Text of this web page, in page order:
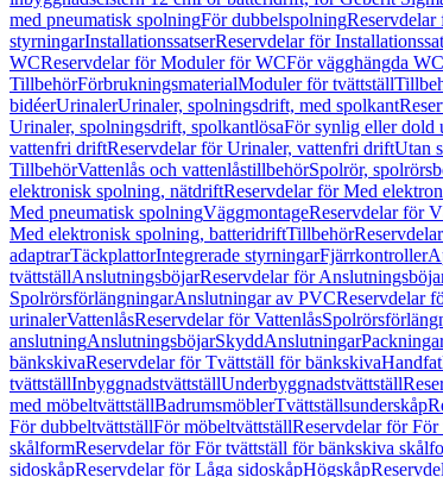
med pneumatisk spolningFör dubbelspolning
styrningarInstallationssatserReservdelar för
WCReservdelar för Moduler för WCFör vägghängda WC
TillbehörFörbrukningsmaterialModuler för tvättställ
bidéerUrinalerUrinaler, spolningsdrift, med spolkant
Urinaler, spolningsdrift, spolkantlösaFör synlig eller dold
vattenfri driftReservdelar för Urinaler, vattenfri driftUtan
TillbehörVattenlås och vattenlåstillbehörSpolrör,
elektronisk spolning, nätdriftReservdelar för Med
Med pneumatisk spolningVäggmontageReservdelar för
Med elektronisk spolning, batteridriftTillbehör
adaptrarTäckplattorIntegrerade styrningarFjärrkontroller
tvättställAnslutningsböjarReservdelar för
SpolrörsförlängningarAnslutningar av PVCReservdelar
urinalerVattenlåsReservdelar för Vattenlås
anslutningAnslutningsböjarSkyddAnslutningar
bänkskivaReservdelar för Tvättställ för bänkskivaHandfat
tvättställInbyggnadstvättställUnderbyggnadstvättställ
med möbeltvättställBadrumsmöblerTvättställsunderskåp
För dubbeltvättställFör möbeltvättställReservdelar för
skålformReservdelar för För tvättställ för bänkskiva
sidoskåpReservdelar för Låga sidoskåpHögskåp